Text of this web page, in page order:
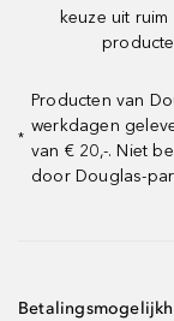
keuze uit ruim
*
Producten van
werkdagen
van € 20,-. Niet
door Douglas-